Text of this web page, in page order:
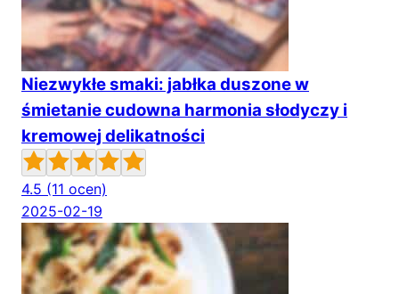
Niezwykłe smaki: jabłka duszone w
śmietanie cudowna harmonia słodyczy i
kremowej delikatności
4.5 (11 ocen)
2025-02-19